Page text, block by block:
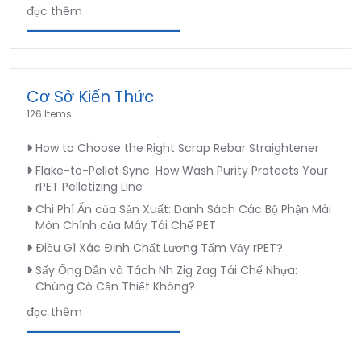
đọc thêm
Cơ Sở Kiến Thức
126 Items
How to Choose the Right Scrap Rebar Straightener
Flake-to-Pellet Sync: How Wash Purity Protects Your
rPET Pelletizing Line
Chi Phí Ẩn của Sản Xuất: Danh Sách Các Bộ Phận Mài
Mòn Chính của Máy Tái Chế PET
Điều Gì Xác Định Chất Lượng Tấm Vảy rPET?
Sấy Ống Dẫn và Tách Nh Zig Zag Tái Chế Nhựa:
Chúng Có Cần Thiết Không?
đọc thêm